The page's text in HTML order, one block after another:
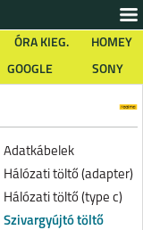
ÓRA KIEG.
HOMEY
GOOGLE SONY
Adatkábelek
Hálózati töltő (adapter)
Hálózati töltő (type c)
Szivargyújtó töltő